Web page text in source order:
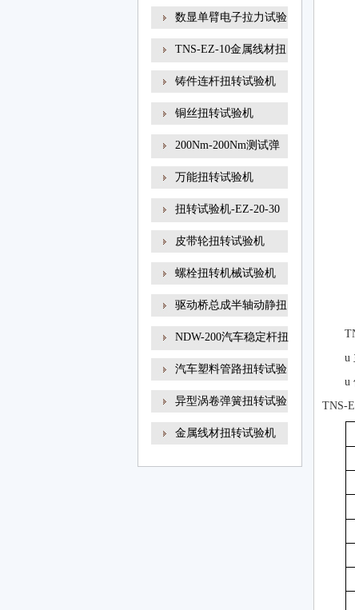
数显单臂电子拉力试验
TNS-EZ-10金属线材扭
铸件连杆扭转试验机
铜丝扭转试验机
200Nm-200Nm测试弹
万能扭转试验机
扭转试验机-EZ-20-30
皮带轮扭转试验机
螺栓扭转机械试验机
驱动桥总成半轴动静扭
NDW-200汽车稳定杆扭
汽车塑料管路扭转试验
异型涡卷弹簧扭转试验
金属线材扭转试验机
u
u
TNS-